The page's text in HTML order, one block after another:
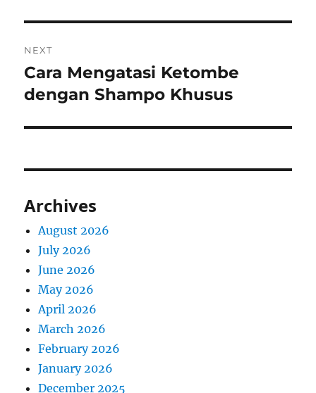
NEXT
Next
post:
Cara Mengatasi Ketombe
dengan Shampo Khusus
Archives
August 2026
July 2026
June 2026
May 2026
April 2026
March 2026
February 2026
January 2026
December 2025